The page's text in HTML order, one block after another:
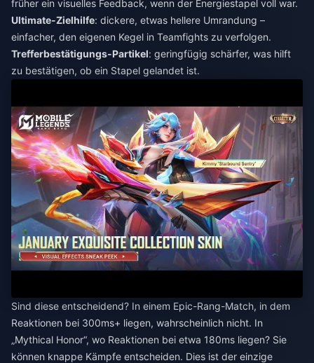
früher ein visuelles Feedback, wenn der Energiestapel voll war.
Ultimate-Zielhilfe: dickere, etwas hellere Umrandung –
einfacher, den eigenen Kegel in Teamfights zu verfolgen.
Trefferbestätigungs-Partikel: geringfügig schärfer, was hilft
zu bestätigen, ob ein Stapel gelandet ist.
Sind diese entscheidend? In einem Epic-Rang-Match, in dem
Reaktionen bei 300ms+ liegen, wahrscheinlich nicht. In
„Mythical Honor“, wo Reaktionen bei etwa 180ms liegen? Sie
können knappe Kämpfe entscheiden. Dies ist der einzige